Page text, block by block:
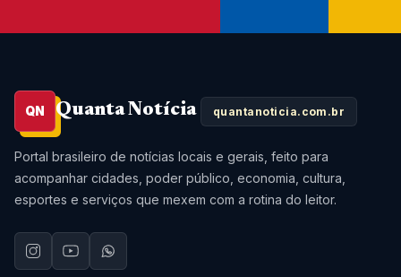
QN Quanta Notícia quantanoticia.com.br
Portal brasileiro de notícias locais e gerais, feito para
acompanhar cidades, poder público, economia, cultura,
esportes e serviços que mexem com a rotina do leitor.